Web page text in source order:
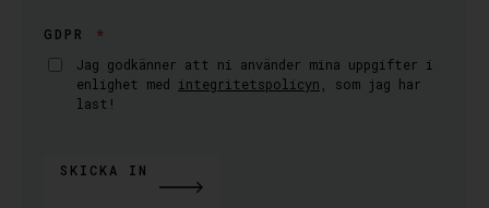
GDPR
Jag godkänner att ni använder mina uppgifter i
enlighet med integritetspolicyn , som jag har
last!
SKICKA IN